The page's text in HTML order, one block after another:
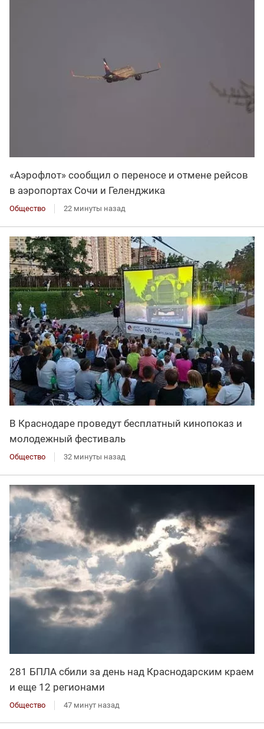
«Аэрофлот» сообщил о переносе и отмене рейсов
в аэропортах Сочи и Геленджика
Общество 22 минуты назад
В Краснодаре проведут бесплатный кинопоказ и
молодежный фестиваль
Общество 32 минуты назад
281 БПЛА сбили за день над Краснодарским краем
и еще 12 регионами
Общество 47 минут назад